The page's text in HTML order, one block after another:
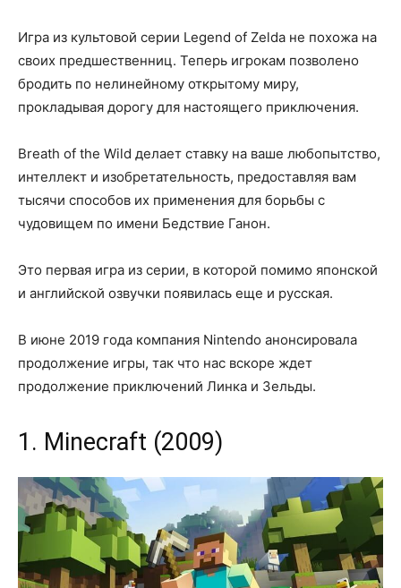
Игра из культовой серии Legend of Zelda не похожа на
своих предшественниц. Теперь игрокам позволено
бродить по нелинейному открытому миру,
прокладывая дорогу для настоящего приключения.
Breath of the Wild делает ставку на ваше любопытство,
интеллект и изобретательность, предоставляя вам
тысячи способов их применения для борьбы с
чудовищем по имени Бедствие Ганон.
Это первая игра из серии, в которой помимо японской
и английской озвучки появилась еще и русская.
В июне 2019 года компания Nintendo анонсировала
продолжение игры, так что нас вскоре ждет
продолжение приключений Линка и Зельды.
1. Minecraft (2009)